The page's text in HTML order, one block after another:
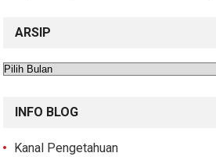
ARSIP
Arsip
INFO BLOG
Kanal Pengetahuan